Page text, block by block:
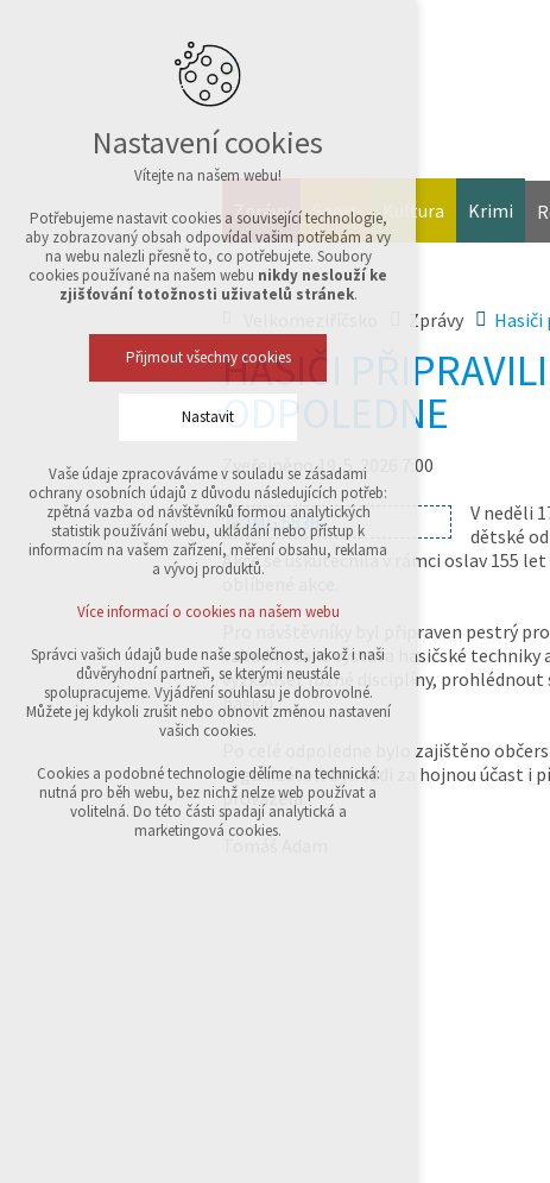
Zprávy Sport Kultura Krimi
Zprávy Hasiči
HASIČI
ODPOLEDNE
Zveřejněno 19. 5. 2026 7:00
V neděli
dětské
Akce se uskutečnila v rámci oslav 155
Pro návštěvníky byl připraven pestrý
vzbudila také výstava hasičské
vyzkoušet různé disciplíny, prohlédnout
hasičů.
Po celé odpoledne bylo zajištěno
organizátoři byli rádi za hojnou účast i
provázela.
Nastavení cookies
Vítejte na našem webu!
Potřebujeme nastavit cookies a související technologie,
aby zobrazovaný obsah odpovídal vašim potřebám a vy
na webu nalezli přesně to, co potřebujete. Soubory
cookies používané na našem webu nikdy neslouží ke
zjišťování totožnosti uživatelů stránek.
Přijmout všechny cookies
Nastavit
Technická cookies
nutná pro provozování webu
udržení kontextu stránek (session): případná
přihlášení, volby jazyka, apod.
analytická pro anonymizované vyhodnocení
návštěvnosti
marketingová cookies (Google,Sklik)
Více informací o cookies na našem webu
Přijmout všechny cookies
Odmítnout vše
Vaše údaje zpracováváme v souladu se zásadami
ochrany osobních údajů z důvodu následujících potřeb:
zpětná vazba od návštěvníků formou analytických
statistik používání webu, ukládání nebo přístup k
informacím na vašem zařízení, měření obsahu, reklama
a vývoj produktů.
Více informací o cookies na našem webu
Správci vašich údajů bude naše společnost, jakož i naši
důvěryhodní partneři, se kterými neustále
spolupracujeme. Vyjádření souhlasu je dobrovolné.
Můžete jej kdykoli zrušit nebo obnovit změnou nastavení
vašich cookies.
Cookies a podobné technologie dělíme na technická:
nutná pro běh webu, bez nichž nelze web používat a
volitelná. Do této části spadají analytická a
marketingová cookies.